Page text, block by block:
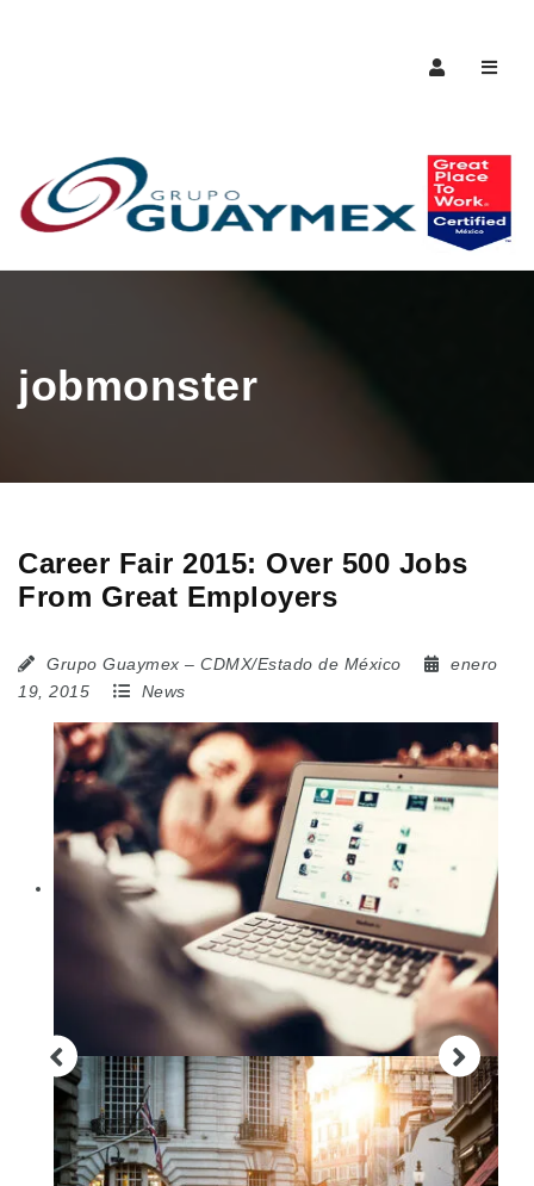
jobmonster
Career Fair 2015: Over 500 Jobs
From Great Employers
Grupo Guaymex – CDMX/Estado de México
enero
19, 2015
News